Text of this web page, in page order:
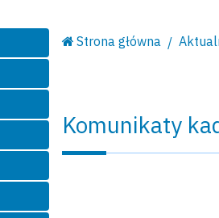
Strona główna
Komunikaty